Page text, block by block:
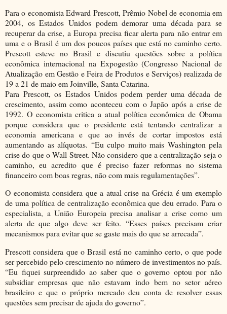
Para o economista Edward Prescott, Prêmio Nobel de economia em
2004, os Estados Unidos podem demorar uma década para se
recuperar da crise, a Europa precisa ficar alerta para não entrar em
uma e o Brasil é um dos poucos países que está no caminho certo.
Prescott esteve no Brasil e discutiu questões sobre a política
econômica internacional na Expogestão (Congresso Nacional de
Atualização em Gestão e Feira de Produtos e Serviços) realizada de
19 a 21 de maio em Joinville, Santa Catarina.
Para Prescott, os Estados Unidos podem perder uma década de
crescimento, assim como aconteceu com o Japão após a crise de
1992. O economista critica a atual política econômica de Obama
porque considera que o presidente está tentando centralizar a
economia americana e que ao invés de cortar impostos está
aumentando as alíquotas. “Eu culpo muito mais Washington pela
crise do que o Wall Street. Não considero que a centralização seja o
caminho, eu acredito que é preciso fazer reformas no sistema
financeiro com boas regras, não com mais regulamentações”.
O economista considera que a atual crise na Grécia é um exemplo
de uma política de centralização econômica que deu errado. Para o
especialista, a União Europeia precisa analisar a crise como um
alerta de que algo deve ser feito. “Esses países precisam criar
mecanismos para evitar que se gaste mais do que se arrecada”.
Prescott considera que o Brasil está no caminho certo, o que pode
ser percebido pelo crescimento no número de investimentos no país.
“Eu fiquei surpreendido ao saber que o governo optou por não
subsidiar empresas que não estavam indo bem no setor aéreo
brasileiro e que o próprio mercado deu conta de resolver essas
questões sem precisar de ajuda do governo”.